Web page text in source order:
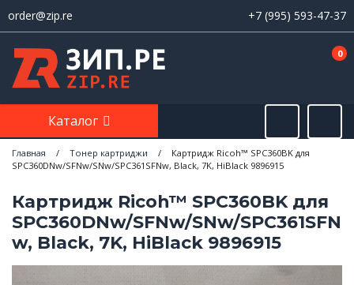
order@zip.re +7 (995) 593-47-37
0
Каталог
Главная / Тонер картриджи /
Картридж Ricoh™ SPC360BK для
SPC360DNw/SFNw/SNw/SPC361SFNw, Black, 7K, HiBlack 9896915
Картридж Ricoh™ SPC360BK для
SPC360DNw/SFNw/SNw/SPC361SFN
w, Black, 7K, HiBlack 9896915